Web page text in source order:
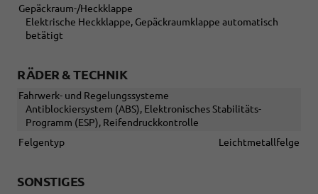
Gepäckraum-/Heckklappe
Elektrische Heckklappe, Gepäckraumklappe automatisch
betätigt
RÄDER & TECHNIK
Fahrwerk- und Regelungssysteme
Antiblockiersystem (ABS), Elektronisches Stabilitäts-
Programm (ESP), Reifendruckkontrolle
Felgentyp
Leichtmetallfelge
SONSTIGES